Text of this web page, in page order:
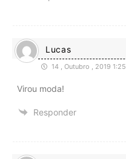
Lucas
14 , Outubro , 2019 1:25
Virou moda!
Responder